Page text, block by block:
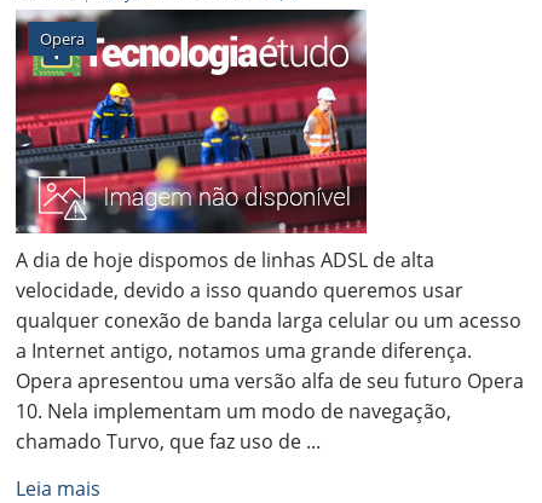
Opera
A dia de hoje dispomos de linhas ADSL de alta
velocidade, devido a isso quando queremos usar
qualquer conexão de banda larga celular ou um acesso
a Internet antigo, notamos uma grande diferença.
Opera apresentou uma versão alfa de seu futuro Opera
10. Nela implementam um modo de navegação,
chamado Turvo, que faz uso de ...
Leia mais